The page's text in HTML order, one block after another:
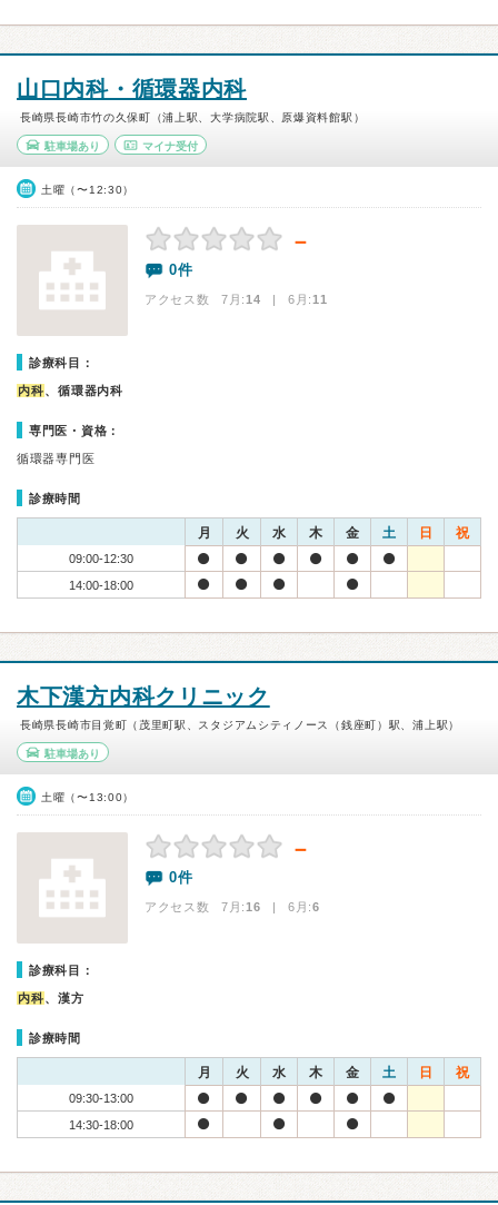
山口内科・循環器内科
長崎県長崎市竹の久保町（浦上駅、大学病院駅、原爆資料館駅）
駐車場あり マイナ受付
土曜（〜12:30）
－
0件
アクセス数 7月:14 | 6月:11
診療科目：
内科、循環器内科
専門医・資格：
循環器専門医
診療時間
月 火 水 木 金 土 日 祝
09:00-12:30
14:00-18:00
木下漢方内科クリニック
長崎県長崎市目覚町（茂里町駅、スタジアムシティノース（銭座町）駅、浦上駅）
駐車場あり
土曜（〜13:00）
－
0件
アクセス数 7月:16 | 6月:6
診療科目：
内科、漢方
診療時間
月 火 水 木 金 土 日 祝
09:30-13:00
14:30-18:00